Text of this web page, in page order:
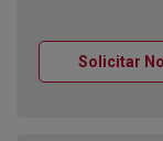
Solicitar